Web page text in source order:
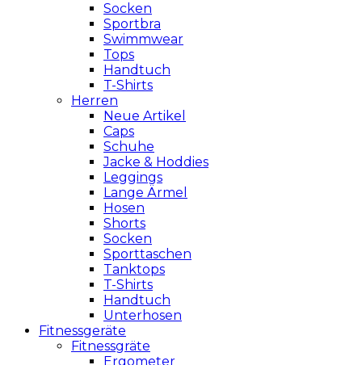
Socken
Sportbra
Swimmwear
Tops
Handtuch
T-Shirts
Herren
Neue Artikel
Caps
Schuhe
Jacke & Hoddies
Leggings
Lange Ärmel
Hosen
Shorts
Socken
Sporttaschen
Tanktops
T-Shirts
Handtuch
Unterhosen
Fitnessgeräte
Fitnessgräte
Ergometer